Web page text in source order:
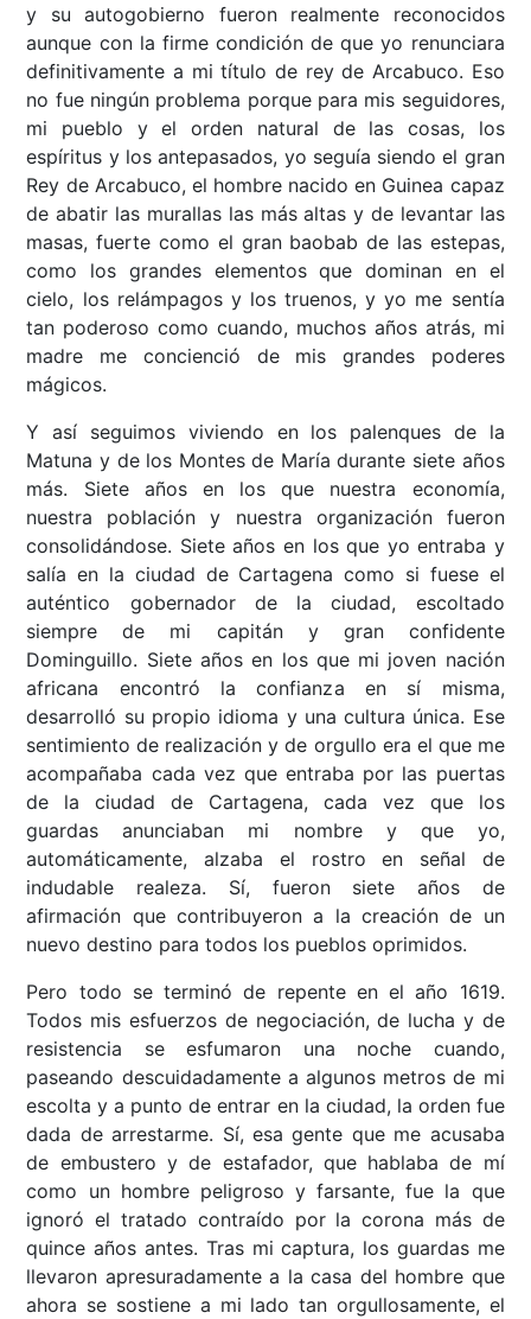
y su autogobierno fueron realmente reconocidos
aunque con la firme condición de que yo renunciara
definitivamente a mi título de rey de Arcabuco. Eso
no fue ningún problema porque para mis seguidores,
mi pueblo y el orden natural de las cosas, los
espíritus y los antepasados, yo seguía siendo el gran
Rey de Arcabuco, el hombre nacido en Guinea capaz
de abatir las murallas las más altas y de levantar las
masas, fuerte como el gran baobab de las estepas,
como los grandes elementos que dominan en el
cielo, los relámpagos y los truenos, y yo me sentía
tan poderoso como cuando, muchos años atrás, mi
madre me concienció de mis grandes poderes
mágicos.
Y así seguimos viviendo en los palenques de la
Matuna y de los Montes de María durante siete años
más. Siete años en los que nuestra economía,
nuestra población y nuestra organización fueron
consolidándose. Siete años en los que yo entraba y
salía en la ciudad de Cartagena como si fuese el
auténtico gobernador de la ciudad, escoltado
siempre de mi capitán y gran confidente
Dominguillo. Siete años en los que mi joven nación
africana encontró la confianza en sí misma,
desarrolló su propio idioma y una cultura única. Ese
sentimiento de realización y de orgullo era el que me
acompañaba cada vez que entraba por las puertas
de la ciudad de Cartagena, cada vez que los
guardas anunciaban mi nombre y que yo,
automáticamente, alzaba el rostro en señal de
indudable realeza. Sí, fueron siete años de
afirmación que contribuyeron a la creación de un
nuevo destino para todos los pueblos oprimidos.
Pero todo se terminó de repente en el año 1619.
Todos mis esfuerzos de negociación, de lucha y de
resistencia se esfumaron una noche cuando,
paseando descuidadamente a algunos metros de mi
escolta y a punto de entrar en la ciudad, la orden fue
dada de arrestarme. Sí, esa gente que me acusaba
de embustero y de estafador, que hablaba de mí
como un hombre peligroso y farsante, fue la que
ignoró el tratado contraído por la corona más de
quince años antes. Tras mi captura, los guardas me
llevaron apresuradamente a la casa del hombre que
ahora se sostiene a mi lado tan orgullosamente, el